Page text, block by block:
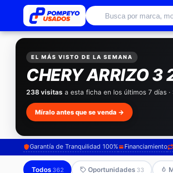
Autos usados con garantía
EXCLUSIVO POMPEYO USADOS
PompeyoGarantía
Todos nuestros autos salen con 3 meses de
meses con seguro automotriz y asistencia en
Mira cómo los preparamos →
Garantía de Tranquilidad 100% Financiamiento